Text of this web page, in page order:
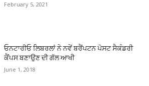
February 5, 2021
ਓਨਟਾਰੀਓ ਲਿਬਰਲਾਂ ਨੇ ਨਵੇਂ ਬਰੈਂਪਟਨ ਪੋਸਟ ਸੈਕੰਡਰੀ
ਕੈਂਪਸ ਬਣਾਉਣ ਦੀ ਗੱਲ ਆਖੀ
June 1, 2018